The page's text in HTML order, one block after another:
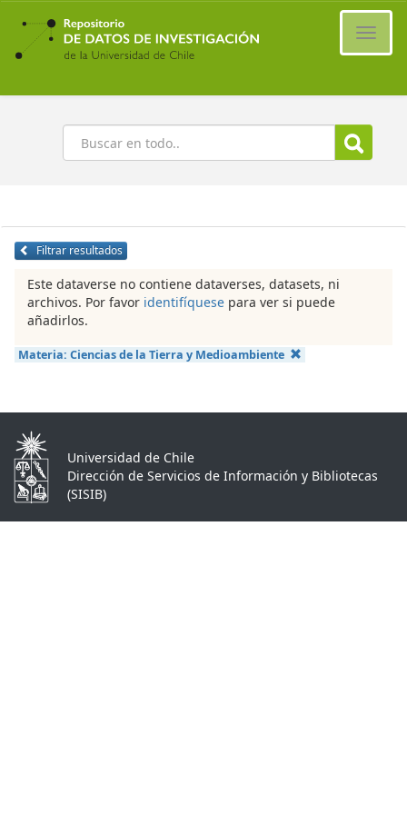
Ir
contenido
principal
Buscar
Filtrar resultados
Este dataverse no contiene dataverses, datasets, ni
archivos. Por favor identifíquese para ver si puede
añadirlos.
Materia: Ciencias de la Tierra y Medioambiente
Universidad de Chile
Dirección de Servicios de Información y Bibliotecas
(SISIB)